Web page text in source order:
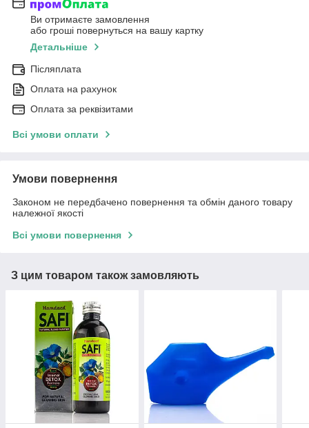
Ви отримаєте замовлення
або гроші повернуться на вашу картку
Детальніше
Післяплата
Оплата на рахунок
Оплата за реквізитами
Всі умови оплати
Умови повернення
Законом не передбачено повернення та обмін даного товару
належної якості
Всі умови повернення
З цим товаром також замовляють